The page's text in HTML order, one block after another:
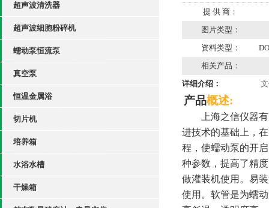
超声波清洗器
超声波细胞粉碎机
蠕动泵恒流泵
真空泵
恒温金属浴
切片机
培养箱
水浴水槽
干燥箱
提 供 商：
图片类型：
资料类型：
相关产品：
详细介绍：
产品概述:
上海之信仪器
进技术的基础上，
程，使蠕动泵的开
种参数，提高了精
做灌装机使用。 易
使用。软管是为蠕